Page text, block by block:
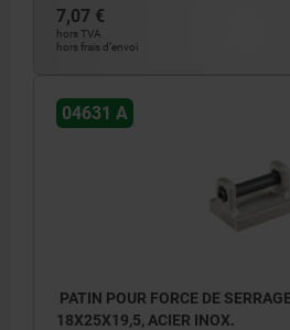
7,07 €
hors TVA
hors frais d’envoi
04631 A
PATIN POUR FORCE DE
18X25X19,5, ACIER INOX.